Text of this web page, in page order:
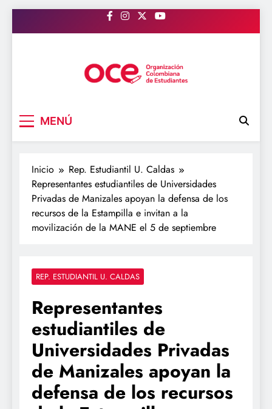
al
MENÚ
Inicio
Rep. Estudiantil U. Caldas
Representantes estudiantiles de Universidades
Privadas de Manizales apoyan la defensa de los
recursos de la Estampilla e invitan a la
movilización de la MANE el 5 de septiembre
REP. ESTUDIANTIL U. CALDAS
Representantes
estudiantiles de
Universidades Privadas
de Manizales apoyan la
defensa de los recursos